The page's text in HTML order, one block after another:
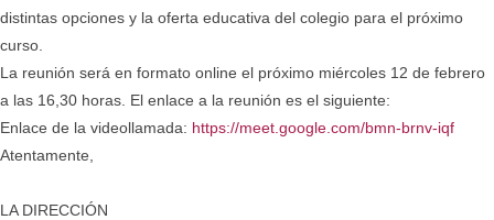
distintas opciones y la oferta educativa del colegio para el próximo
curso.
La reunión será en formato online el próximo miércoles 12 de febrero
a las 16,30 horas. El enlace a la reunión es el siguiente:
Enlace de la videollamada: https://meet.google.com/bmn-brnv-iqf
Atentamente,
LA DIRECCIÓN